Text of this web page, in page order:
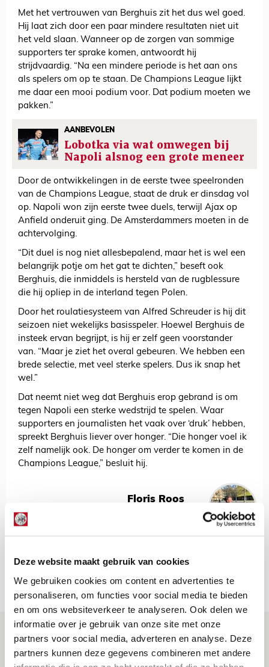
Deze website maakt gebruik van cookies
We gebruiken cookies om content en advertenties te
personaliseren, om functies voor social media te bieden
en om ons websiteverkeer te analyseren. Ook delen we
informatie over je gebruik van onze site met onze
partners voor social media, adverteren en analyse. Deze
partners kunnen deze gegevens combineren met andere
Met het vertrouwen van Berghuis zit het dus wel goed.
Hij laat zich door een paar mindere resultaten niet uit
het veld slaan. Wanneer op de zorgen van sommige
supporters ter sprake komen, antwoordt hij
strijdvaardig. “Na een mindere periode is het aan ons
als spelers om op te staan. De Champions League lijkt
me daar een mooi podium voor. Dat podium moeten we
pakken.”
AANBEVOLEN
Lobotka via wat omwegen bij
Napoli alsnog een grote meneer
Door de ontwikkelingen in de eerste twee speelronden
van de Champions League, staat de druk er dinsdag vol
op. Napoli won zijn eerste twee duels, terwijl Ajax op
Anfield onderuit ging. De Amsterdammers moeten in de
achtervolging.
“Dit duel is nog niet allesbepalend, maar het is wel een
belangrijk potje om het gat te dichten,” beseft ook
Berghuis, die inmiddels is hersteld van de rugblessure
die hij opliep in de interland tegen Polen.
Door het roulatiesysteem van Alfred Schreuder is hij dit
seizoen niet wekelijks basisspeler. Hoewel Berghuis de
insteek ervan begrijpt, is hij er zelf geen voorstander
van. “Maar je ziet het overal gebeuren. We hebben een
brede selectie, met veel sterke spelers. Dus ik snap het
wel.”
Dat neemt niet weg dat Berghuis erop gebrand is om
tegen Napoli een sterke wedstrijd te spelen. Waar
supporters en journalisten het vaak over ‘druk’ hebben,
spreekt Berghuis liever over honger. “Die honger voel ik
zelf namelijk ook. De honger om verder te komen in de
Champions League,” besluit hij.
Floris Roos
Net binnen //
Drie dingen die je moet weten over PEC
Zwolle - Ajax